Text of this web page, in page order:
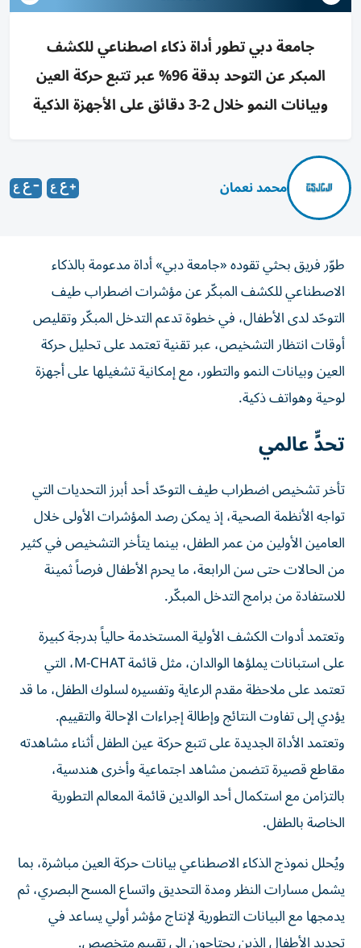
جامعة دبي تطور أداة ذكاء اصطناعي للكشف
المبكر عن التوحد بدقة 96% عبر تتبع حركة العين
وبيانات النمو خلال 2-3 دقائق على الأجهزة الذكية
محمد نعمان
طوّر فريق بحثي تقوده «جامعة دبي» أداة مدعومة بالذكاء
الاصطناعي للكشف المبكّر عن مؤشرات اضطراب طيف
التوحّد لدى الأطفال، في خطوة تدعم التدخل المبكّر وتقليص
أوقات انتظار التشخيص، عبر تقنية تعتمد على تحليل حركة
العين وبيانات النمو والتطور، مع إمكانية تشغيلها على أجهزة
لوحية وهواتف ذكية.
تحدٍّ عالمي
تأخر تشخيص اضطراب طيف التوحّد أحد أبرز التحديات التي
تواجه الأنظمة الصحية، إذ يمكن رصد المؤشرات الأولى خلال
العامين الأولين من عمر الطفل، بينما يتأخر التشخيص في كثير
من الحالات حتى سن الرابعة، ما يحرم الأطفال فرصاً ثمينة
للاستفادة من برامج التدخل المبكّر.
وتعتمد أدوات الكشف الأولية المستخدمة حالياً بدرجة كبيرة
على استبانات يملؤها الوالدان، مثل قائمة M-CHAT، التي
تعتمد على ملاحظة مقدم الرعاية وتفسيره لسلوك الطفل، ما قد
يؤدي إلى تفاوت النتائج وإطالة إجراءات الإحالة والتقييم.
وتعتمد الأداة الجديدة على تتبع حركة عين الطفل أثناء مشاهدته
مقاطع قصيرة تتضمن مشاهد اجتماعية وأخرى هندسية،
بالتزامن مع استكمال أحد الوالدين قائمة المعالم التطورية
الخاصة بالطفل.
ويُحلل نموذج الذكاء الاصطناعي بيانات حركة العين مباشرة، بما
يشمل مسارات النظر ومدة التحديق واتساع المسح البصري، ثم
يدمجها مع البيانات التطورية لإنتاج مؤشر أولي يساعد في